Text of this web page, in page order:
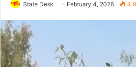
State Desk February 4, 2026